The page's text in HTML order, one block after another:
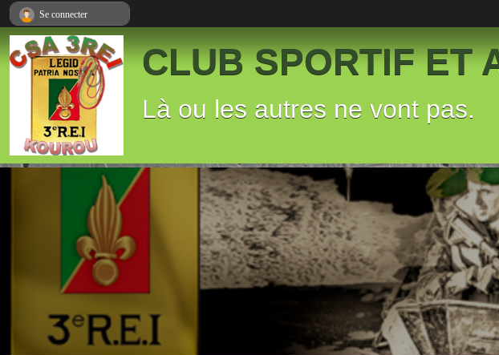
CLUB SPORTIF ET
Là ou les autres ne vont pas.
Se connecter
Panneau de gestion des cookies